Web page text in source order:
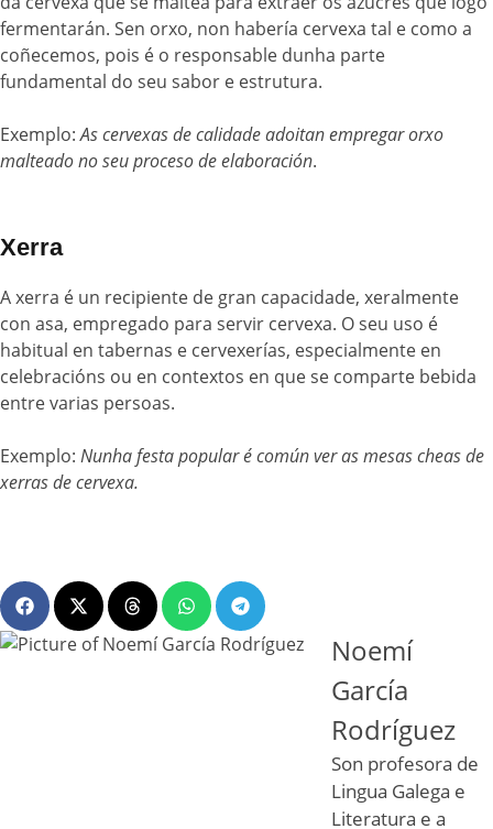
fermentarán. Sen orxo, non habería cervexa tal e como a
coñecemos, pois é o responsable dunha parte
fundamental do seu sabor e estrutura.
Exemplo:As cervexas de calidade adoitan empregar orxo
malteado no seu proceso de elaboración.
Xerra
A xerra é un recipiente de gran capacidade, xeralmente
con asa, empregado para servir cervexa. O seu uso é
habitual en tabernas e cervexerías, especialmente en
celebracións ou en contextos en que se comparte bebida
entre varias persoas.
Exemplo: Nunha festa popular é común ver as mesas cheas de
xerras de cervexa.
Noemí
García
Rodríguez
Son profesora de
Lingua Galega e
Literatura e a